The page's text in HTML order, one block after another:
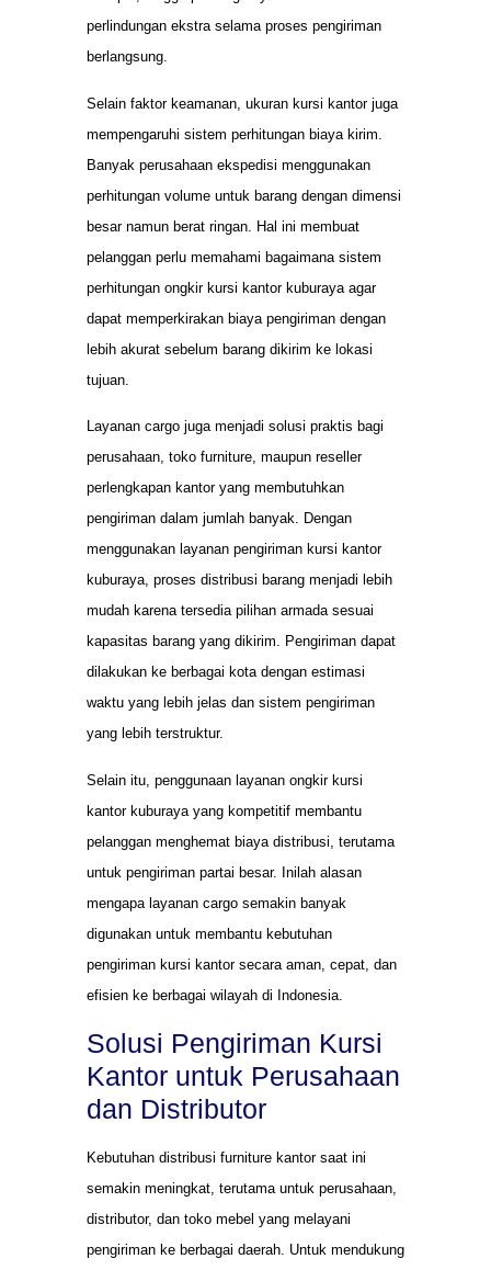
perlindungan ekstra selama proses pengiriman
berlangsung.
Selain faktor keamanan, ukuran kursi kantor juga
mempengaruhi sistem perhitungan biaya kirim.
Banyak perusahaan ekspedisi menggunakan
perhitungan volume untuk barang dengan dimensi
besar namun berat ringan. Hal ini membuat
pelanggan perlu memahami bagaimana sistem
perhitungan ongkir kursi kantor kuburaya agar
dapat memperkirakan biaya pengiriman dengan
lebih akurat sebelum barang dikirim ke lokasi
tujuan.
Layanan cargo juga menjadi solusi praktis bagi
perusahaan, toko furniture, maupun reseller
perlengkapan kantor yang membutuhkan
pengiriman dalam jumlah banyak. Dengan
menggunakan layanan pengiriman kursi kantor
kuburaya, proses distribusi barang menjadi lebih
mudah karena tersedia pilihan armada sesuai
kapasitas barang yang dikirim. Pengiriman dapat
dilakukan ke berbagai kota dengan estimasi
waktu yang lebih jelas dan sistem pengiriman
yang lebih terstruktur.
Selain itu, penggunaan layanan ongkir kursi
kantor kuburaya yang kompetitif membantu
pelanggan menghemat biaya distribusi, terutama
untuk pengiriman partai besar. Inilah alasan
mengapa layanan cargo semakin banyak
digunakan untuk membantu kebutuhan
pengiriman kursi kantor secara aman, cepat, dan
efisien ke berbagai wilayah di Indonesia.
Solusi Pengiriman Kursi
Kantor untuk Perusahaan
dan Distributor
Kebutuhan distribusi furniture kantor saat ini
semakin meningkat, terutama untuk perusahaan,
distributor, dan toko mebel yang melayani
pengiriman ke berbagai daerah. Untuk mendukung